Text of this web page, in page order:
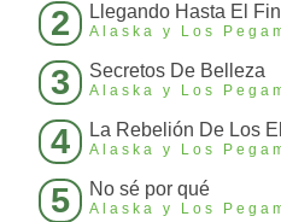
2 Llegando Hasta El
Alaska y Los
3 Secretos De Belleza
Alaska y Los
4 La Rebelión De Los
Alaska y Los
5 No sé por qué
Alaska y Los